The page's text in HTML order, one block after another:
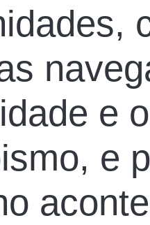
e
e